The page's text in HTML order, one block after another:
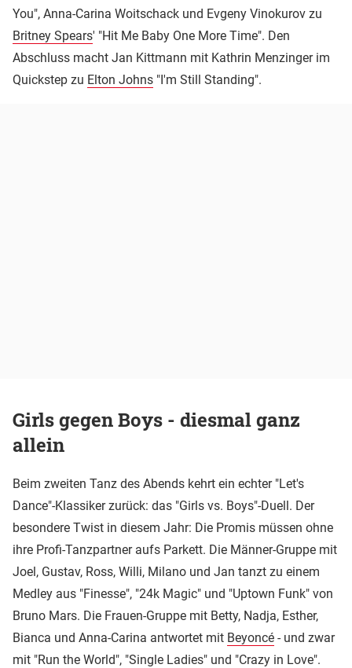
You", Anna-Carina Woitschack und Evgeny Vinokurov zu
Britney Spears' "Hit Me Baby One More Time". Den
Abschluss macht Jan Kittmann mit Kathrin Menzinger im
Quickstep zu Elton Johns "I'm Still Standing".
Girls gegen Boys - diesmal ganz
allein
Beim zweiten Tanz des Abends kehrt ein echter "Let's
Dance"-Klassiker zurück: das "Girls vs. Boys"-Duell. Der
besondere Twist in diesem Jahr: Die Promis müssen ohne
ihre Profi-Tanzpartner aufs Parkett. Die Männer-Gruppe mit
Joel, Gustav, Ross, Willi, Milano und Jan tanzt zu einem
Medley aus "Finesse", "24k Magic" und "Uptown Funk" von
Bruno Mars. Die Frauen-Gruppe mit Betty, Nadja, Esther,
Bianca und Anna-Carina antwortet mit Beyoncé - und zwar
mit "Run the World", "Single Ladies" und "Crazy in Love".